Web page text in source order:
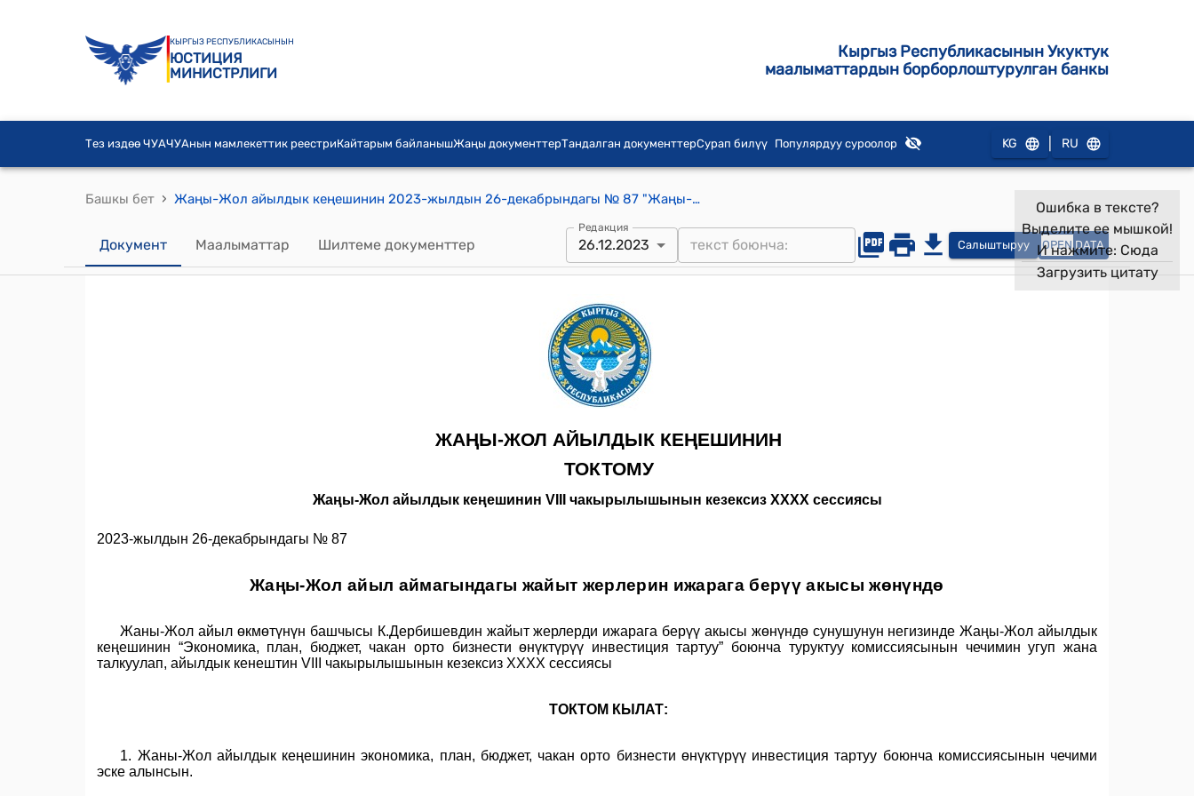
КЫРГЫЗ РЕСПУБЛИКАСЫНЫН
ЮСТИЦИЯ
МИНИСТРЛИГИ
Кыргыз Республикасынын Укуктук
маалыматтардын борборлоштурулган банкы
Тез издөө ЧУАЧУАнын мамлекеттик реестриКайтарым байланышЖаңы документтерТандалган документтерСурап билүү Популярдуу суроолор KG RU
Башкы бет › Жаңы-Жол айылдык кеңешинин 2023-жылдын 26-декабрындагы № 87 "Жаңы-Жол айыл аймагындагы жайыт жерлерин ижарага берүү акысы жөнүндө" токтому
Документ Маалыматтар Шилтеме документтер
Редакция
26.12.2023 Салыштыруу OPEN DATA
Ошибка в тексте?
Выделите ее мышкой!
И нажмите: Сюда
Загрузить цитату